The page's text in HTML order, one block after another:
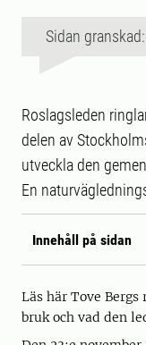
Sidan
Roslagsleden
delen av
utveckla den
En
Innehåll på sidan
Läs här Tove
bruk och vad den